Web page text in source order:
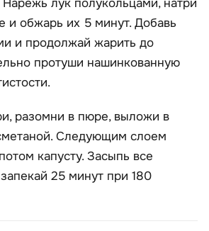
Нарежь лук полукольцами, натри
и обжарь их 5 минут. Добавь
и продолжай жарить до
протуши нашинкованную
разомни в пюре, выложи в
Следующим слоем
капусту. Засыпь все
25 минут при 180